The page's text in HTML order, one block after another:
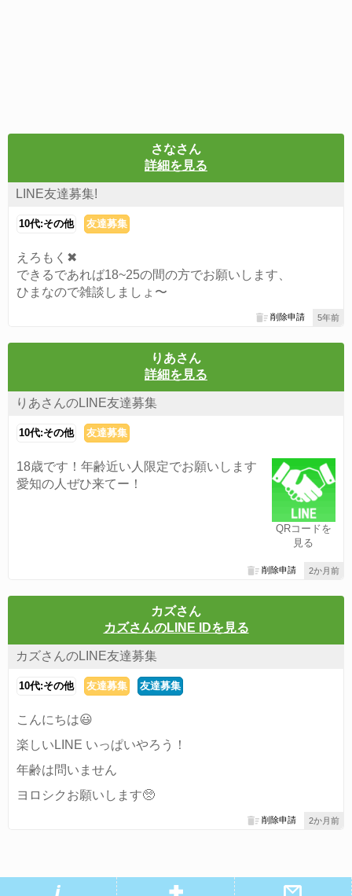
さなさん
詳細を見る
LINE友達募集!
10代:その他 友達募集
えろもく✖
できるであれば18~25の間の方でお願いします、
ひまなので雑談しましょ〜
5年前
削除申請
りあさん
詳細を見る
りあさんのLINE友達募集
10代:その他 友達募集
QRコードを
見る
18歳です！年齢近い人限定でお願いします
愛知の人ぜひ来てー！
2か月前
削除申請
カズさん
カズさんのLINE IDを見る
カズさんのLINE友達募集
10代:その他 友達募集 友達募集
こんにちは😃
楽しいLINE いっぱいやろう！
年齢は問いません
ヨロシクお願いします🥺
2か月前
削除申請